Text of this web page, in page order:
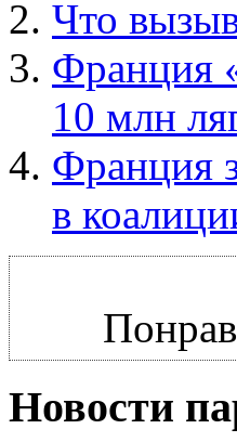
Что
Франция
10 млн
Франция
в
Новости